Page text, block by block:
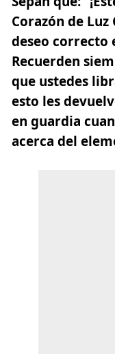
Corazón de
deseo correcto
Recuerden
que ustedes
esto les
en guardia
acerca del